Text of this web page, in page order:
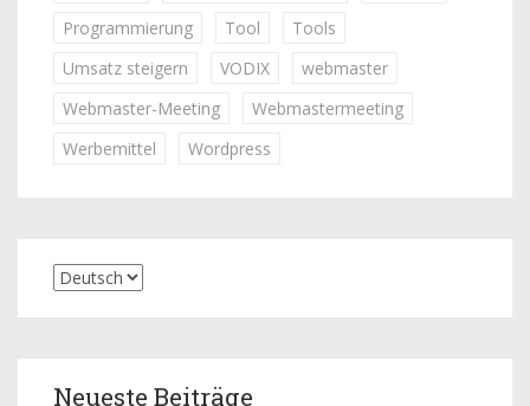
Programmierung
Tool
Tools
Umsatz steigern
VODIX
webmaster
Webmaster-Meeting
Webmastermeeting
Werbemittel
Wordpress
Neueste Beiträge